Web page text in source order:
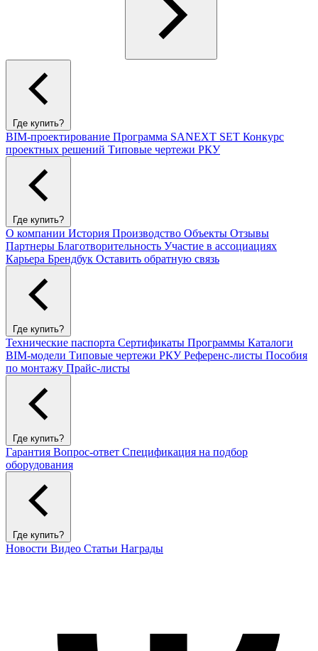
Где купить?
BIM-проектирование Программа SANEXT SET Конкурс
проектных решений Типовые чертежи РКУ
Где купить?
О компании История Производство Объекты Отзывы
Партнеры Благотворительность Участие в ассоциациях
Карьера Брендбук Оставить обратную связь
Где купить?
Технические паспорта Сертификаты Программы Каталоги
BIM-модели Типовые чертежи РКУРеференс-листы Пособия
по монтажу Прайс-листы
Где купить?
Гарантия Вопрос-ответ Спецификация на подбор
оборудования
Где купить?
Новости Видео Статьи Награды